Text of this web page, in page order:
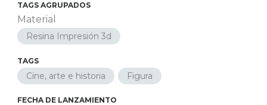
TAGS AGRUPADOS
Material
Resina Impresión 3d
TAGS
Cine, arte e historia Figura
FECHA DE LANZAMIENTO